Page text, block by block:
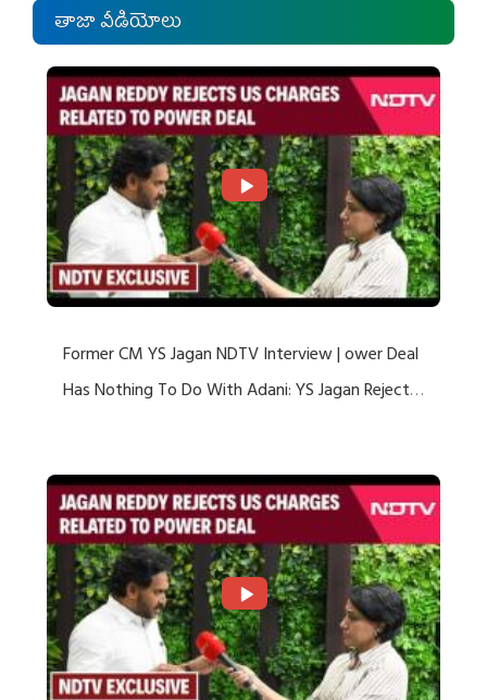
తాజా వీడియోలు
Former CM YS Jagan NDTV Interview | ower Deal
Has Nothing To Do With Adani: YS Jagan Rejects